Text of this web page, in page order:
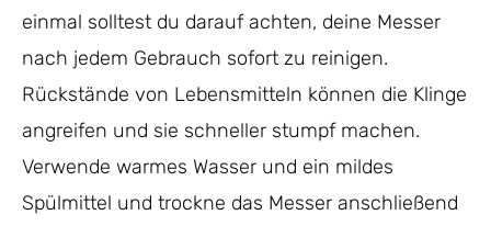
einmal solltest du darauf achten, deine Messer
nach jedem Gebrauch sofort zu reinigen.
Rückstände von Lebensmitteln können die Klinge
angreifen und sie schneller stumpf machen.
Verwende warmes Wasser und ein mildes
Spülmittel und trockne das Messer anschließend